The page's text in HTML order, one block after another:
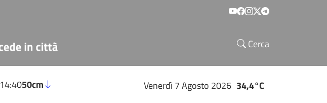
Social menu
Cerca
14:4050cm Venerdì 7 Agosto 2026 34,4°C